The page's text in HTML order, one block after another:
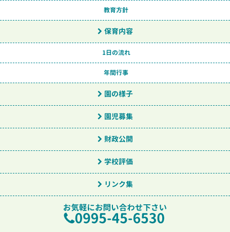
教育方針
保育内容
1日の流れ
年間行事
園の様子
園児募集
財政公開
学校評価
リンク集